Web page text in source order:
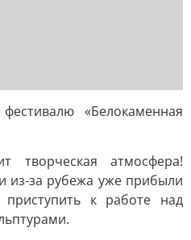
«Белокаменная
атмосфера!
из-за рубежа уже прибыли
к работе над